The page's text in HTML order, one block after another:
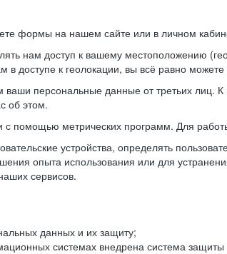
формы на нашем сайте или в личном
нам доступ к вашему местоположению
доступе к геолокации, вы всё равно
персональные данные от третьих лиц.
об этом.
помощью метрических программ. Для
устройства, определять
опыта использования или для
сервисов.
данных и их защиту;
системах внедрена система